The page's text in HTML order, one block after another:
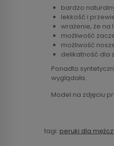
bardzo
lekkość i
wrażenie, że na
możliwość
możliwość
delikatność dla
Ponadto
wyglądała.
Model na zdjęciu
tagi: peruki dla